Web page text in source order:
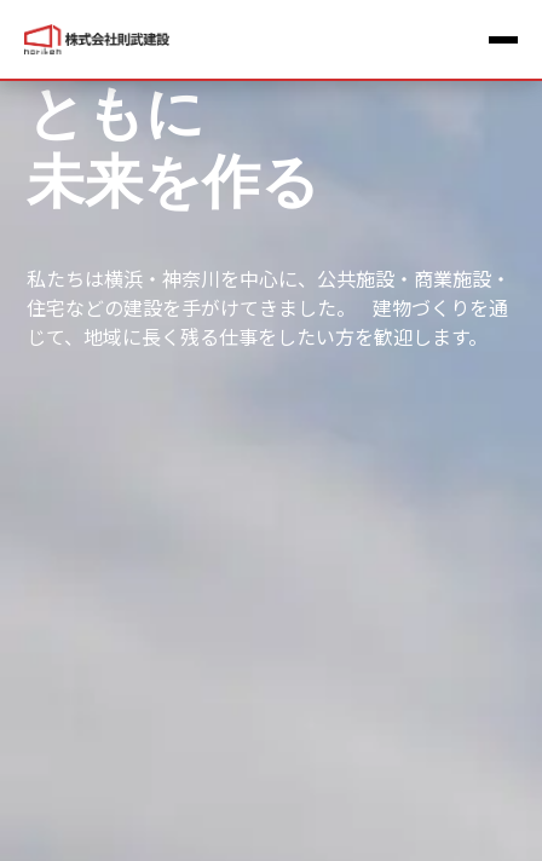
ともに
未来を作る
私たちは横浜・神奈川を中心に、 公共施設・商業施設・
住宅などの建設を手がけてきました。建物づくりを通
じて、地域に長く残る仕事をしたい方を歓迎します。